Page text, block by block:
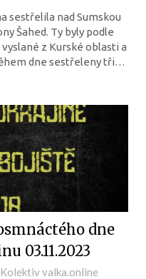
sestřelila nad Sumskou
Šahed. Ty byly podle
z Kurské oblasti a
dne sestřeleny tři…
dne
03.11.2023
Kolektiv valka.online